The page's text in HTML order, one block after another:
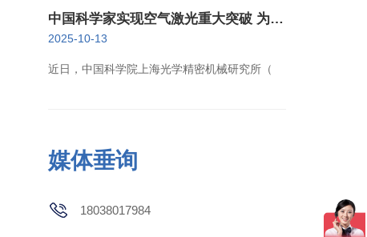
中国科学家实现空气激光重大突破 为高
灵敏气体探测开辟新路径
2025-10-13
近日，中国科学院上海光学精密机械研究所（
媒体垂询
18038017984